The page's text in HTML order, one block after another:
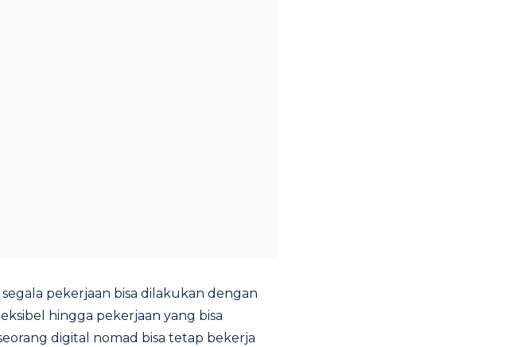
pekerjaan bisa dilakukan dengan
hingga pekerjaan yang bisa
digital nomad bisa tetap bekerja